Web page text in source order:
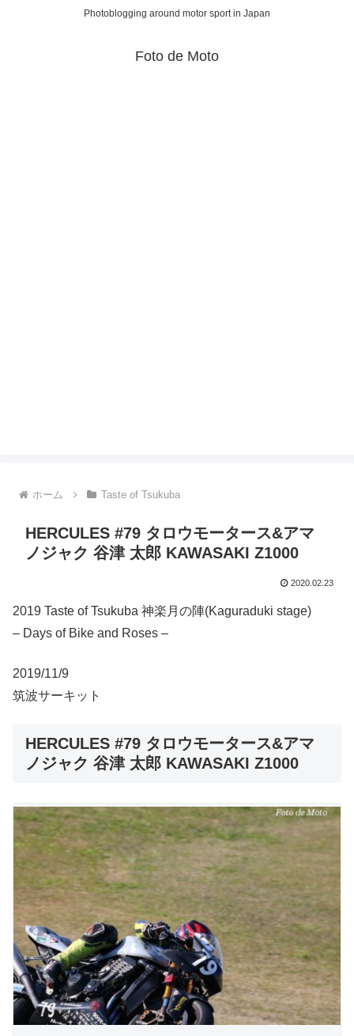
Photoblogging around motor sport in Japan
Foto de Moto
ホーム Taste of Tsukuba
HERCULES #79 タロウモータース&アマ
ノジャク 谷津 太郎 KAWASAKI Z1000
2020.02.23
2019 Taste of Tsukuba 神楽月の陣(Kaguraduki stage)
– Days of Bike and Roses –
2019/11/9
筑波サーキット
HERCULES #79 タロウモータース&アマ
ノジャク 谷津 太郎 KAWASAKI Z1000